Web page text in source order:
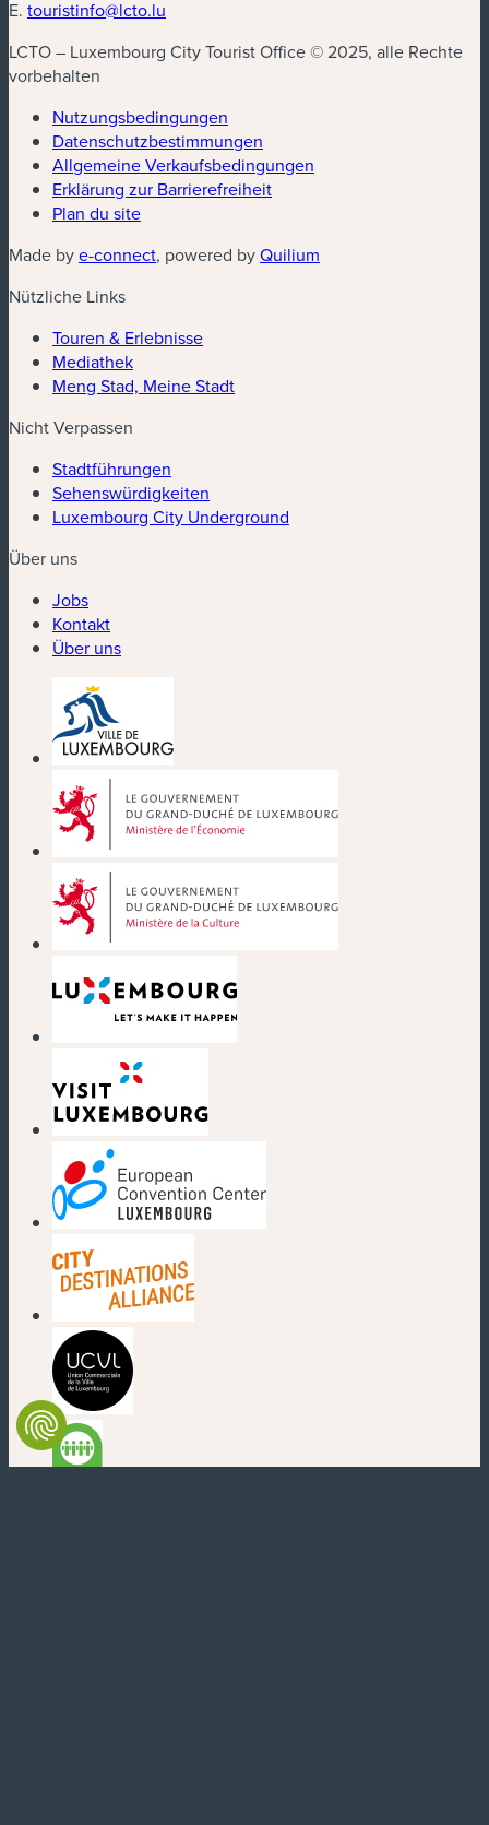
E. touristinfo@lcto.lu
LCTO – Luxembourg City Tourist Office © 2025, alle Rechte
vorbehalten
Nutzungsbedingungen
Datenschutzbestimmungen
Allgemeine Verkaufsbedingungen
Erklärung zur Barrierefreiheit
Plan du site
Made bye-connect(neues Fenster)
, powered byQuilium
Nützliche Links
Touren & Erlebnisse
Mediathek
Meng Stad, Meine Stadt
Nicht Verpassen
Stadtführungen
Sehenswürdigkeiten
Luxembourg City Underground
Über uns
Jobs
Kontakt
Über uns